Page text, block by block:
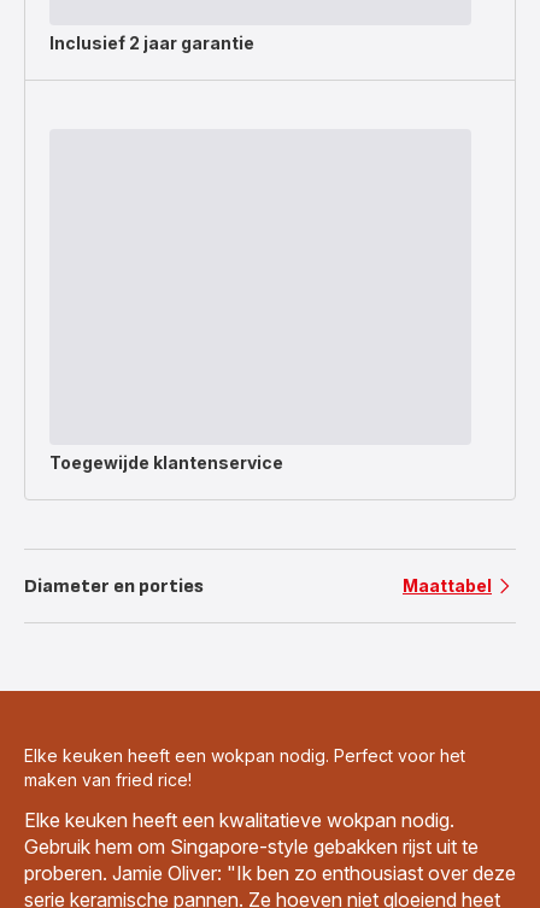
Inclusief 2 jaar garantie
Toegewijde klantenservice
Diameter en porties Maattabel
Elke keuken heeft een wokpan nodig. Perfect voor het
maken van fried rice!
Elke keuken heeft een kwalitatieve wokpan nodig.
Gebruik hem om Singapore-style gebakken rijst uit te
proberen. Jamie Oliver: "Ik ben zo enthousiast over deze
serie keramische pannen. Ze hoeven niet gloeiend heet